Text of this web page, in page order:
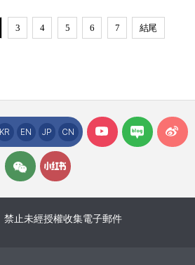
3 4 5 6 7 結尾
KR EN JP CN
禁止未經授權收集電子郵件